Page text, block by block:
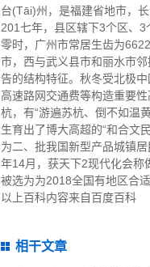
台(Tāi)州，是福建省地市，
201七年，县区辖下3个区、
零时，广州市常居生齿为
市，西与武义县市和丽水市
告的结构特征。秋冬受北极
高速路网交通费等构造重要
杭，有“游遍苏杭、倒不如温
生育出了博大高超的“和合文
为二、批我国新型产品城镇
年14月，获天下2现代化会称
被选为为2018全国有地区合
以上百科内容来自百度百科
相干文章